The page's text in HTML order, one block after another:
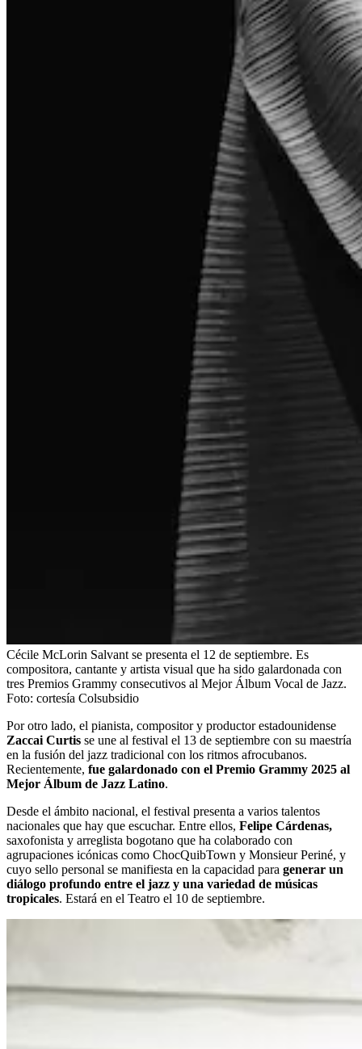
Cécile McLorin Salvant se presenta el 12 de septiembre. Es
compositora, cantante y artista visual que ha sido galardonada con
tres Premios Grammy consecutivos al Mejor Álbum Vocal de Jazz.
Foto: cortesía Colsubsidio
Por otro lado, el pianista, compositor y productor estadounidense
Zaccai Curtis se une al festival el 13 de septiembre con su maestría
en la fusión del jazz tradicional con los ritmos afrocubanos.
Recientemente, fue galardonado con el Premio Grammy 2025 al
Mejor Álbum de Jazz Latino.
Desde el ámbito nacional, el festival presenta a varios talentos
nacionales que hay que escuchar. Entre ellos, Felipe Cárdenas,
saxofonista y arreglista bogotano que ha colaborado con
agrupaciones icónicas como ChocQuibTown y Monsieur Periné, y
cuyo sello personal se manifiesta en la capacidad para generar un
diálogo profundo entre el jazz y una variedad de músicas
tropicales. Estará en el Teatro el 10 de septiembre.